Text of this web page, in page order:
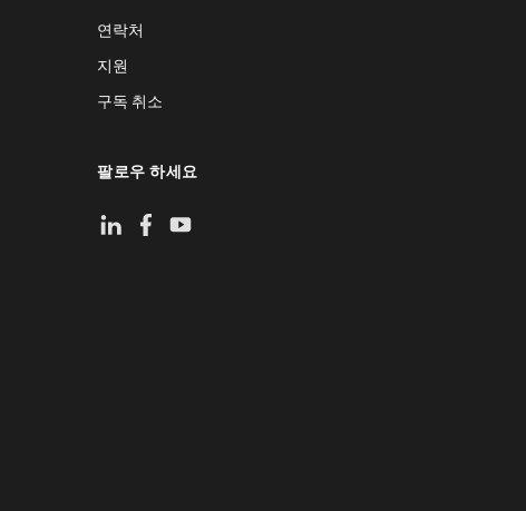
연락처
지원
구독 취소
팔로우 하세요